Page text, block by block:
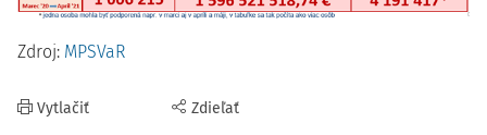
Zdroj: MPSVaR
Vytlačiť Zdieľať